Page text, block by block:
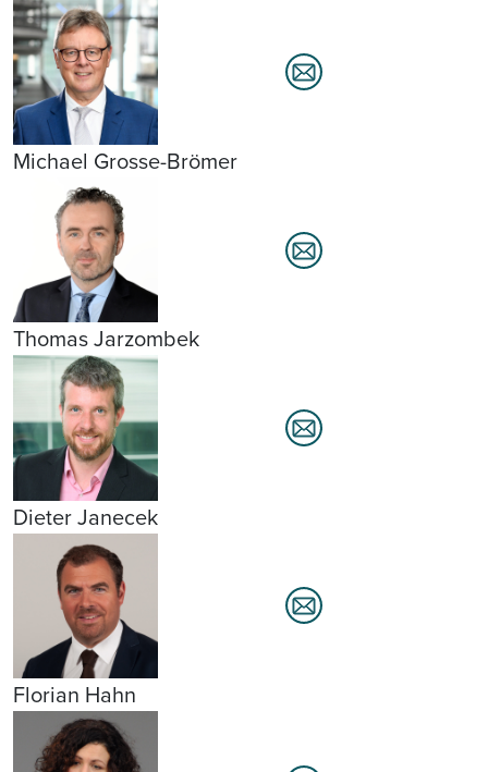
Michael Grosse-Brömer
Thomas Jarzombek
Dieter Janecek
Florian Hahn